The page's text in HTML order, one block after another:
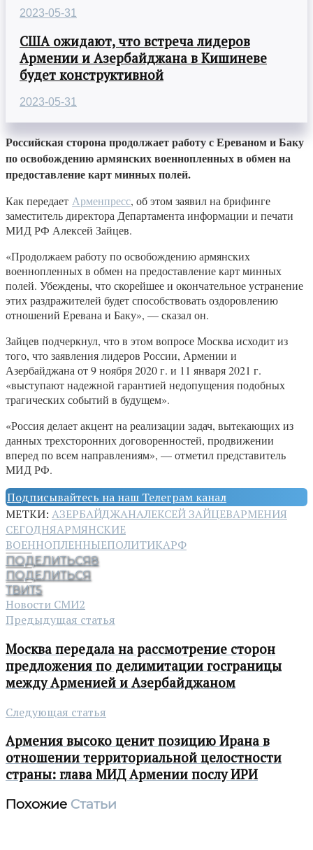
2023-05-31
США ожидают, что встреча лидеров
Армении и Азербайджана в Кишиневе
будет конструктивной
2023-05-31
Российская сторона продолжает работу с Ереваном и Баку
по освобождению армянских военнопленных в обмен на
предоставление карт минных полей.
Как передает Арменпресс, об этом заявил на брифинге
заместитель директора Департамента информации и печати
МИД РФ Алексей Зайцев.
«Продолжаем работу по освобождению армянских
военнопленных в обмен на предоставление карт минных
полей. Убеждены, что скорейшее и окончательное устранение
этих раздражителей будет способствовать оздоровлению
отношений Еревана и Баку», — сказал он.
Зайцев подчеркнул, что в этом вопросе Москва исходит из
того, что заявления лидеров России, Армении и
Азербайджана от 9 ноября 2020 г. и 11 января 2021 г.
«выступают надежной гарантией недопущения подобных
трагических событий в будущем».
«Россия делает акцент на реализации задач, вытекающих из
данных трехсторонних договоренностей, продвижении
вперед по всем направлениям», — отметил представитель
МИД РФ.
Подписывайтесь на наш Телеграм канал
МЕТКИ: АЗЕРБАЙДЖАНАЛЕКСЕЙ ЗАЙЦЕВАРМЕНИЯ
СЕГОДНЯАРМЯНСКИЕ
ВОЕННОПЛЕННЫЕПОЛИТИКАРФ
ПОДЕЛИТЬСЯ8
ПОДЕЛИТЬСЯ
ТВИТ5
Новости СМИ2
Предыдущая статья
Москва передала на рассмотрение сторон
предложения по делимитации госграницы
между Арменией и Азербайджаном
Следующая статья
Армения высоко ценит позицию Ирана в
отношении территориальной целостности
страны: глава МИД Армении послу ИРИ
Похожие Статьи